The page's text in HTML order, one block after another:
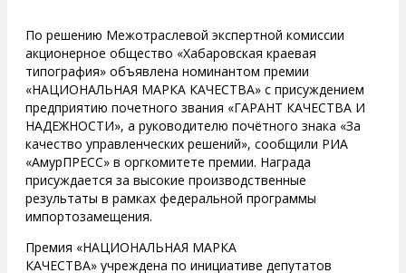
По решению Межотраслевой экспертной комиссии
акционерное общество «Хабаровская краевая
типография» объявлена номинантом премии
«НАЦИОНАЛЬНАЯ МАРКА КАЧЕСТВА» с присуждением
предприятию почетного звания «ГАРАНТ КАЧЕСТВА И
НАДЕЖНОСТИ», а руководителю почётного знака «За
качество управленческих решений», сообщили РИА
«АмурПРЕСС» в оргкомитете премии. Награда
присуждается за высокие производственные
результаты в рамках федеральной программы
импортозамещения.
Премия «НАЦИОНАЛЬНАЯ МАРКА
КАЧЕСТВА» учреждена по инициативе депутатов